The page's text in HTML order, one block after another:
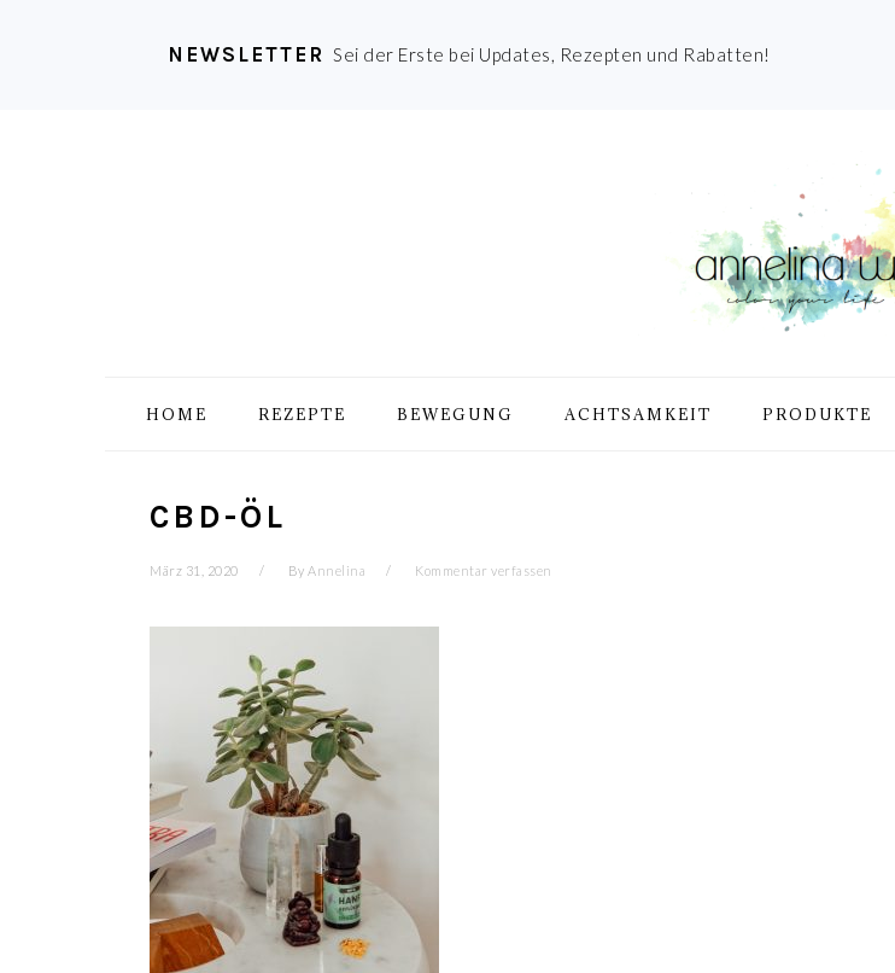
NEWSLETTER Sei der Erste bei Updates, Rezepten und Rabatten!
HOME REZEPTE BEWEGUNG ACHTSAMKEIT PRODUKTE
CBD-ÖL
März 31, 2020 By Annelina Kommentar verfassen